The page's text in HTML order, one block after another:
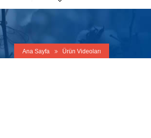
Ana Sayfa Ürün Videoları